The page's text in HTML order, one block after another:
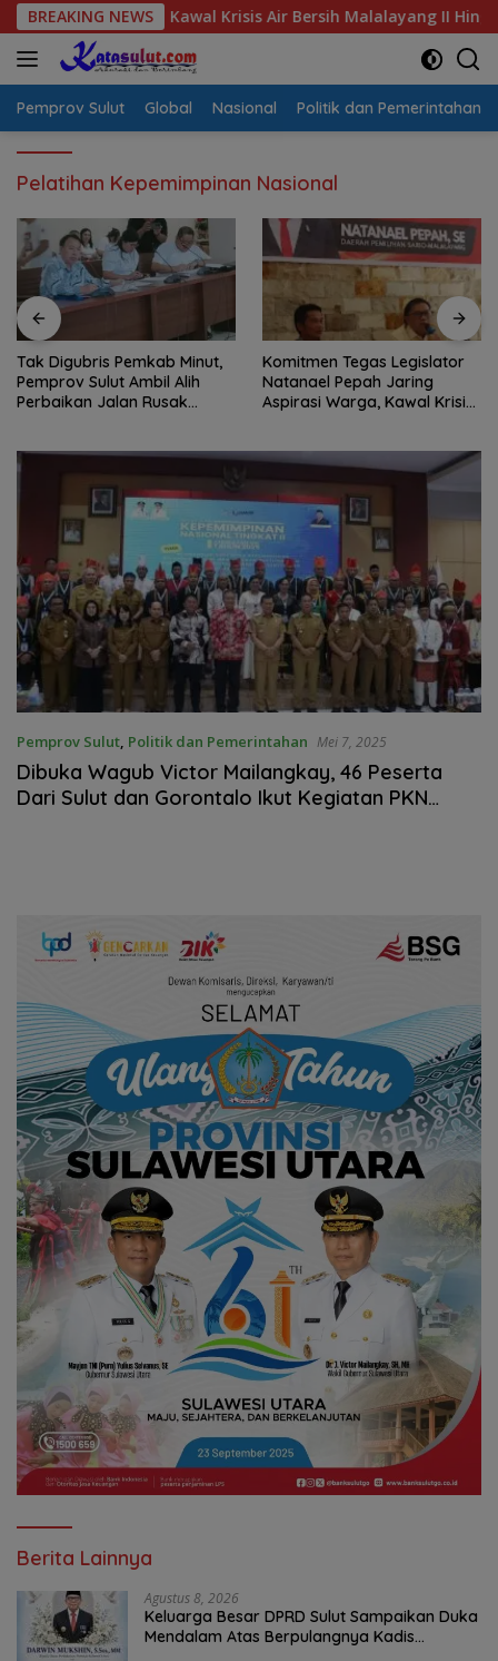
Langsung
ke
konten
BREAKING NEWS
Warga, Kawal Krisis Air Bersih Malalayang II Hingga
Pemprov Sulut Global Nasional Politik dan Pemerintahan
Pelatihan Kepemimpinan Nasional
Tak Digubris Pemkab Minut,
Pemprov Sulut Ambil Alih
Perbaikan Jalan Rusak
Komitmen Tegas Legislator
Natanael Pepah Jaring
Aspirasi Warga, Kawal Krisis
Infrastruktur
Pemprov Sulut, Politik dan Pemerintahan Mei 7, 2025
Dibuka Wagub Victor Mailangkay, 46 Peserta
Dari Sulut dan Gorontalo Ikut Kegiatan PKN
Berita Lainnya
Agustus 8, 2026
Keluarga Besar DPRD Sulut Sampaikan Duka
Mendalam Atas Berpulangnya Kadis